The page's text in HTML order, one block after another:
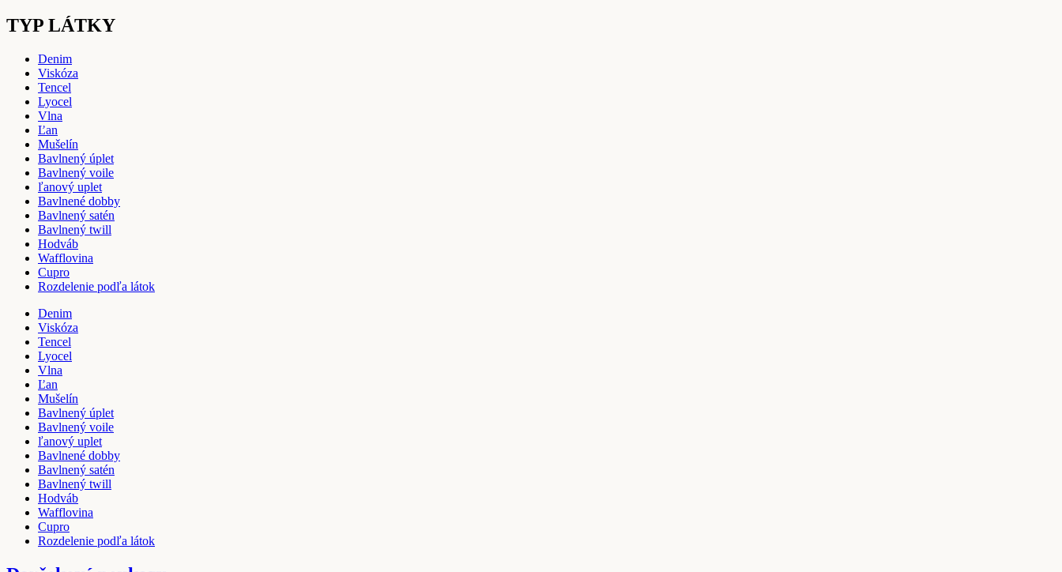
TYP LÁTKY
Denim
Viskóza
Tencel
Lyocel
Vlna
Ľan
Mušelín
Bavlnený úplet
Bavlnený voile
ľanový uplet
Bavlnené dobby
Bavlnený satén
Bavlnený twill
Hodváb
Wafflovina
Cupro
Rozdelenie podľa látok
Denim
Viskóza
Tencel
Lyocel
Vlna
Ľan
Mušelín
Bavlnený úplet
Bavlnený voile
ľanový uplet
Bavlnené dobby
Bavlnený satén
Bavlnený twill
Hodváb
Wafflovina
Cupro
Rozdelenie podľa látok